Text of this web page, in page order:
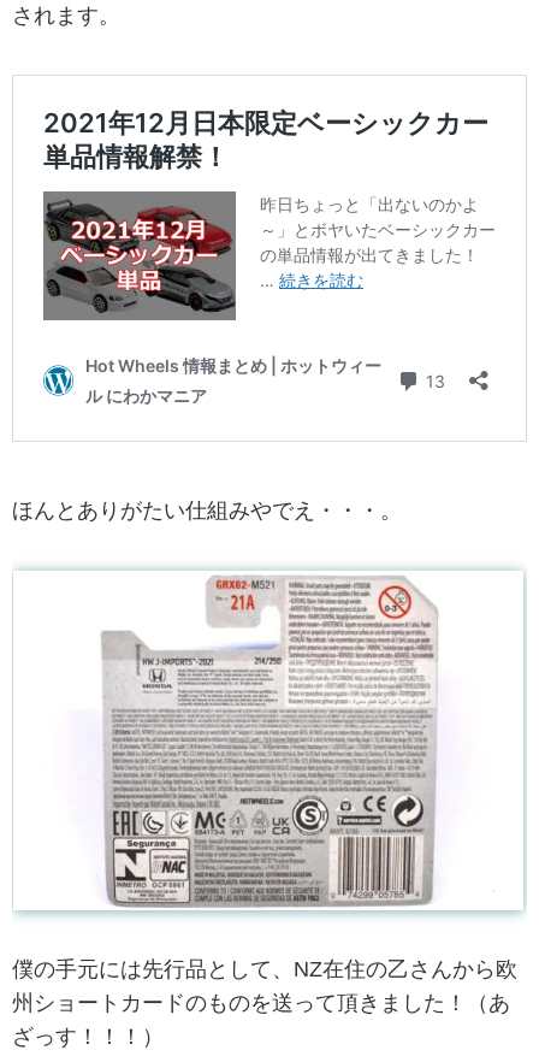
されます。
ほんとありがたい仕組みやでえ・・・。
僕の手元には先行品として、NZ在住の乙さんから欧
州ショートカードのものを送って頂きました！（あ
ざっす！！！）